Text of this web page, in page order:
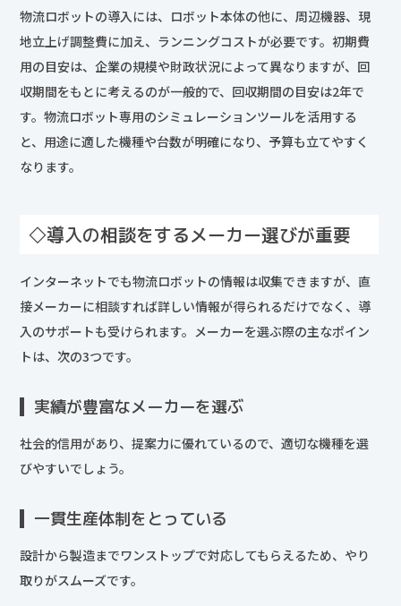
物流ロボットの導入には、ロボット本体の他に、周辺機器、現
地立上げ調整費に加え、ランニングコストが必要です。初期費
用の目安は、企業の規模や財政状況によって異なりますが、回
収期間をもとに考えるのが一般的で、回収期間の目安は2年で
す。物流ロボット専用のシミュレーションツールを活用する
と、用途に適した機種や台数が明確になり、予算も立てやすく
なります。
◇導入の相談をするメーカー選びが重要
インターネットでも物流ロボットの情報は収集できますが、直
接メーカーに相談すれば詳しい情報が得られるだけでなく、導
入のサポートも受けられます。メーカーを選ぶ際の主なポイン
トは、次の3つです。
実績が豊富なメーカーを選ぶ
社会的信用があり、提案力に優れているので、適切な機種を選
びやすいでしょう。
一貫生産体制をとっている
設計から製造までワンストップで対応してもらえるため、やり
取りがスムーズです。